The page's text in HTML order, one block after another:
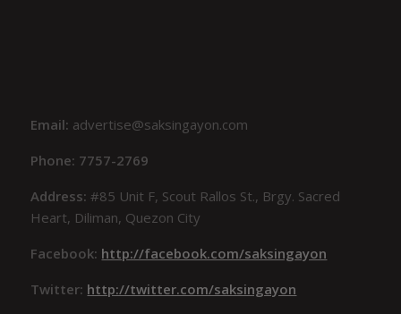
Email: advertise@saksingayon.com
Phone: 7757-2769
Address:#85 Unit F, Scout Rallos St., Brgy. Sacred
Heart, Diliman, Quezon City
Facebook: http://facebook.com/saksingayon
Twitter: http://twitter.com/saksingayon